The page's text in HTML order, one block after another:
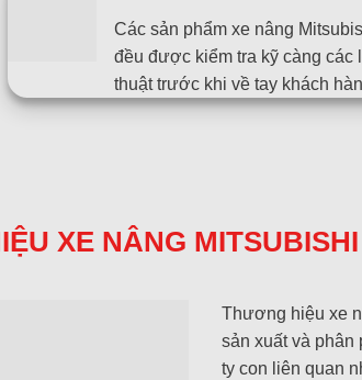
Các sản phẩm xe nâng
đều được kiểm tra kỹ càng các
thuật trước khi về tay khách
XE NÂNG
Thương hiệu xe
sản xuất và phân
ty con liên quan